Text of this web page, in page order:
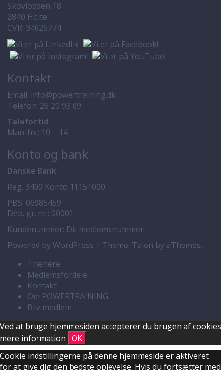
Skovlodden 18
2840 Holte
CVR: 34626774
Kontakt
Email: info@powertraining.dk
Telefon: 26 20 93 09
Telefontid
Man-fre: 10 – 14
Konto og bank
Danske Bank
Reg. 3409 Konto 11151000
PBS: 06985459
Deb. gr. nr.: 00001
Kundenummer: Dit medlemsnummer
Powered by WordPress | Theme: Talon by aThemes.
Trænere
Medlemsfordele
Kontakt
Om POWERTRAINING
Bliv medlem
Ved at bruge hjemmesiden accepterer du brugen af cookies
mere information OK
Cookie indstillingerne på denne hjemmeside er aktiveret
for at give dig den bedste oplevelse. Hvis du fortsætter med